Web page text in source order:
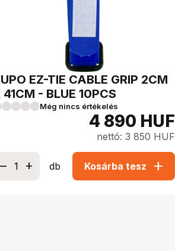
EZ-TIE CABLE GRIP 2CM
41CM - BLUE 10PCS
Még nincs értékelés
4 890 HUF
nettó: 3 850 HUF
db Kosárba tesz add